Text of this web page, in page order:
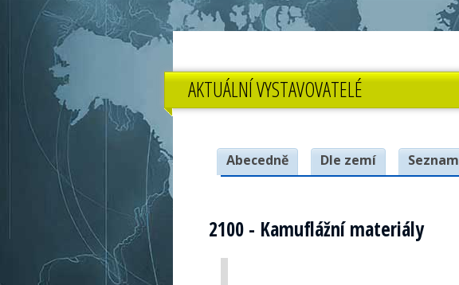
AKTUÁLNÍ VYSTAVOVATELÉ
Abecedně Dle zemí Seznam
2100 - Kamuflážní materiály